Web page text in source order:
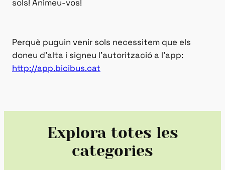
sols! Animeu-vos!
Perquè puguin venir sols necessitem que els
doneu d’alta i signeu l’autorització a l’app:
http://app.bicibus.cat
Explora totes les
categories